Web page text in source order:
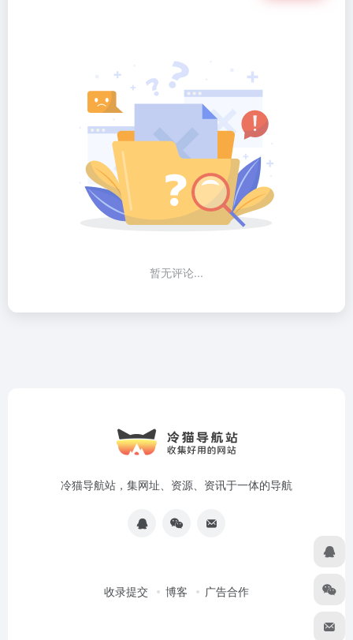
暂无评论...
冷猫导航站，集网址、资源、资讯于一体的导航
收录提交 博客 广告合作